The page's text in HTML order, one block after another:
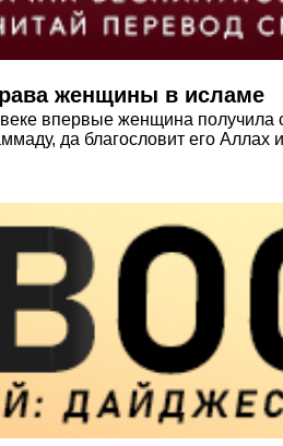
женщины в исламе
впервые женщина
да благословит его Аллах